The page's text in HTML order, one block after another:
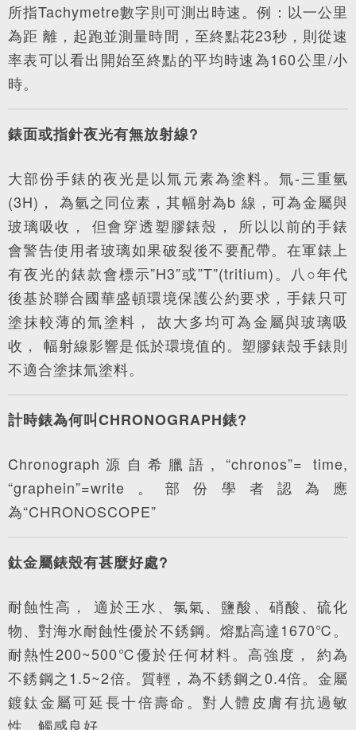
所指Tachymetre數字則可測出時速。例：以一公里
為距 離，起跑並測量時間，至終點花23秒，則從速
率表可以看出開始至終點的平均時速為160公里/小
時。
錶面或指針夜光有無放射線?
大部份手錶的夜光是以氚元素為塗料。氚-三重氫
(3H)， 為氫之同位素，其幅射為b 線，可為金屬與
玻璃吸收， 但會穿透塑膠錶殼， 所以以前的手錶
會警告使用者玻璃如果破裂後不要配帶。在軍錶上
有夜光的錶款會標示”H3”或”T”(tritium)。八○年代
後基於聯合國華盛頓環境保護公約要求，手錶只可
塗抹較薄的氚塗料， 故大多均可為金屬與玻璃吸
收， 幅射線影響是低於環境值的。塑膠錶殼手錶則
不適合塗抹氚塗料。
計時錶為何叫CHRONOGRAPH錶?
Chronograph源自希臘語, “chronos”= time,
“graphein”=write。部份學者認為應
為“CHRONOSCOPE”
鈦金屬錶殼有甚麼好處?
耐蝕性高， 適於王水、氯氣、鹽酸、硝酸、硫化
物、對海水耐蝕性優於不銹鋼。熔點高達1670℃。
耐熱性200~500℃優於任何材料。高強度， 約為
不銹鋼之1.5~2倍。質輕，為不銹鋼之0.4倍。金屬
鍍鈦金屬可延長十倍壽命。對人體皮膚有抗過敏
性，觸感良好。